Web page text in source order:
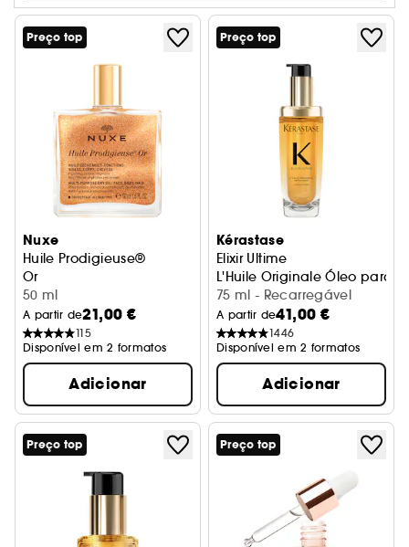
Preço top
Nuxe
Huile Prodigieuse®
Or
50 ml
A partir de21,00 €
115
Disponível em 2 formatos
Adicionar
Preço top
Kérastase
Elixir Ultime
L'Huile Originale Óleo para
75 ml - Recarregável
A partir de41,00 €
1446
Disponível em 2 formatos
Adicionar
Preço top Preço top